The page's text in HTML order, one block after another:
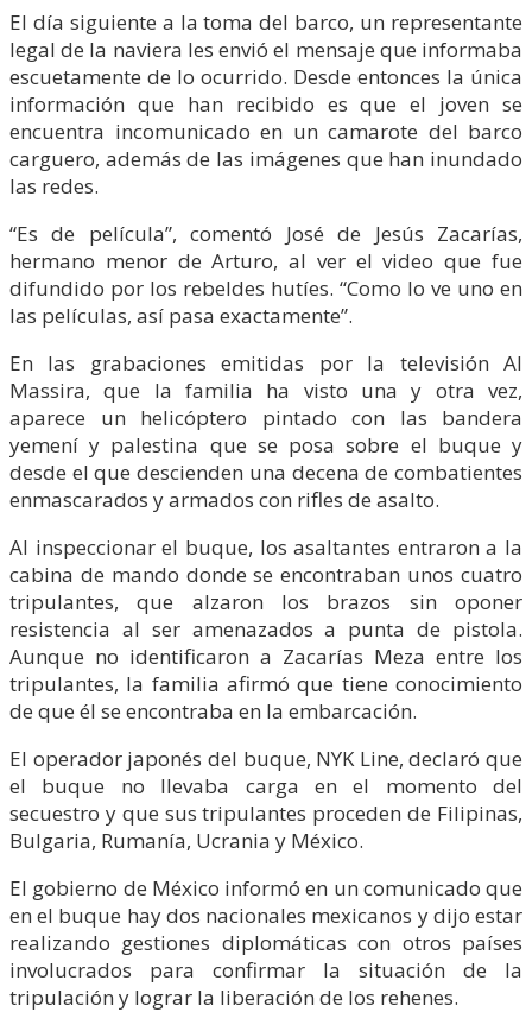
El día siguiente a la toma del barco, un representante
legal de la naviera les envió el mensaje que informaba
escuetamente de lo ocurrido. Desde entonces la única
información que han recibido es que el joven se
encuentra incomunicado en un camarote del barco
carguero, además de las imágenes que han inundado
las redes.
“Es de película”, comentó José de Jesús Zacarías,
hermano menor de Arturo, al ver el video que fue
difundido por los rebeldes hutíes. “Como lo ve uno en
las películas, así pasa exactamente”.
En las grabaciones emitidas por la televisión Al
Massira, que la familia ha visto una y otra vez,
aparece un helicóptero pintado con las bandera
yemení y palestina que se posa sobre el buque y
desde el que descienden una decena de combatientes
enmascarados y armados con rifles de asalto.
Al inspeccionar el buque, los asaltantes entraron a la
cabina de mando donde se encontraban unos cuatro
tripulantes, que alzaron los brazos sin oponer
resistencia al ser amenazados a punta de pistola.
Aunque no identificaron a Zacarías Meza entre los
tripulantes, la familia afirmó que tiene conocimiento
de que él se encontraba en la embarcación.
El operador japonés del buque, NYK Line, declaró que
el buque no llevaba carga en el momento del
secuestro y que sus tripulantes proceden de Filipinas,
Bulgaria, Rumanía, Ucrania y México.
El gobierno de México informó en un comunicado que
en el buque hay dos nacionales mexicanos y dijo estar
realizando gestiones diplomáticas con otros países
involucrados para confirmar la situación de la
tripulación y lograr la liberación de los rehenes.